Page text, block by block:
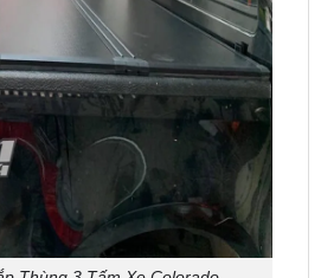
Thùng 3 Tấm Xe Colorado